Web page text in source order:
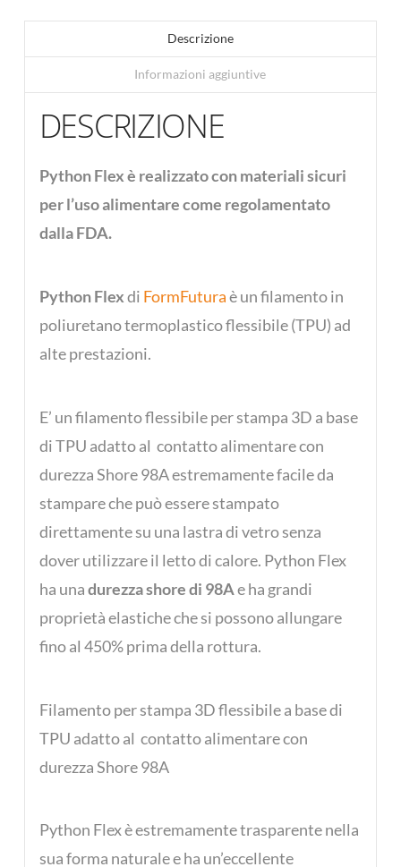
Descrizione
Informazioni aggiuntive
DESCRIZIONE
Python Flexè realizzato con materiali sicuri
per l’uso alimentare come regolamentato
dalla FDA.
Python Flexdi FormFuturaè un filamento in
poliuretano termoplastico flessibile (TPU) ad
alte prestazioni.
E’ un filamento flessibile per stampa 3D a base
di TPU adatto al contatto alimentare con
durezza Shore 98A estremamente facile da
stampare che può essere stampato
direttamente su una lastra di vetro senza
dover utilizzare il letto di calore. Python Flex
ha unadurezza shore di 98Ae ha grandi
proprietà elastiche che si possono allungare
fino al 450% prima della rottura.
Filamento per stampa 3D flessibile a base di
TPU adatto al contatto alimentare con
durezza Shore 98A
Python Flex è estremamente trasparente nella
sua forma naturale e ha un’eccellente